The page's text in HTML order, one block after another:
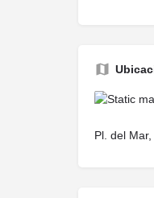
Pl. del